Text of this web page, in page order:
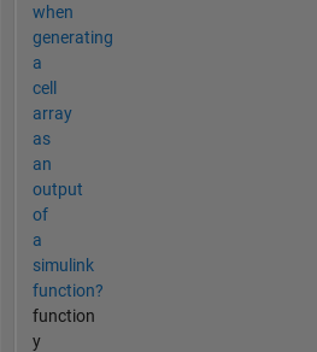
when
generating
a
cell
array
as
an
output
of
a
simulink
function?
function
y